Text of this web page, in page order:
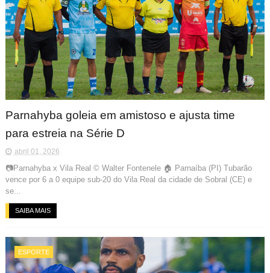
Parnahyba goleia em amistoso e ajusta time
para estreia na Série D
abril 01, 2026
📷Parnahyba x Vila Real © Walter Fontenele 🏠 Parnaíba (PI) Tubarão
vence por 6 a 0 equipe sub-20 do Vila Real da cidade de Sobral (CE) e
se...
SAIBA MAIS
ESPORTE